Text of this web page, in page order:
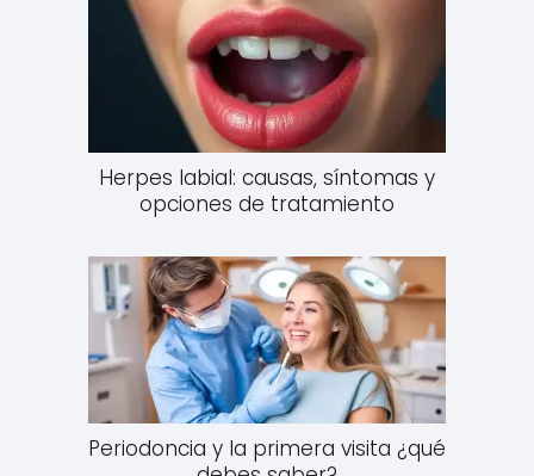
Herpes labial: causas, síntomas y
opciones de tratamiento
Periodoncia y la primera visita ¿qué